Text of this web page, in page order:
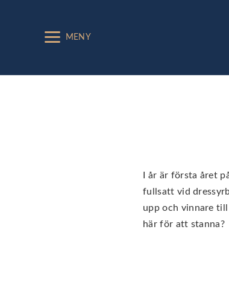
MENY
I år är första året
fullsatt vid
upp och vinnare till
här för att stanna?